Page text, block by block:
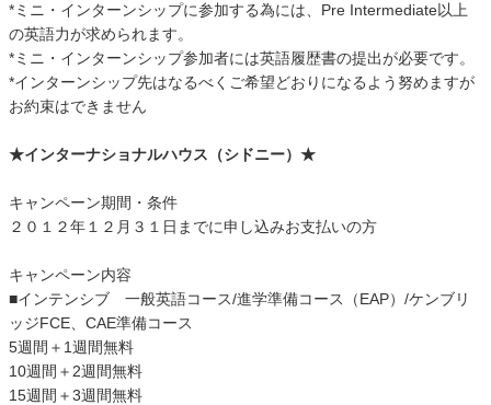
*ミニ・インターンシップに参加する為には、Pre Intermediate以上
の英語力が求められます。
*ミニ・インターンシップ参加者には英語履歴書の提出が必要です。
*インターンシップ先はなるべくご希望どおりになるよう努めますが
お約束はできません
★インターナショナルハウス（シドニー）★
キャンペーン期間・条件
２０１２年１２月３１日までに申し込みお支払いの方
キャンペーン内容
■インテンシブ 一般英語コース/進学準備コース（EAP）/ケンブリ
ッジFCE、CAE準備コース
5週間＋1週間無料
10週間＋2週間無料
15週間＋3週間無料